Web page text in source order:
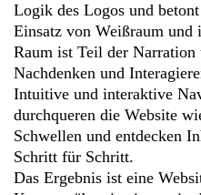
Logik des Logos und
Einsatz von Weißraum und
Raum ist Teil der Narration
Nachdenken und
Intuitive und interaktive
durchqueren die Website
Schwellen und entdecken
Schritt für Schritt.
Das Ergebnis ist eine